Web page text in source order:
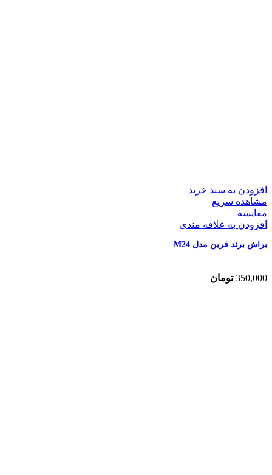
افزودن به سبد خرید
مشاهده سریع
مقایسه
افزودن به علاقه مندی
براش برند فرین مدل M24
350,000 تومان